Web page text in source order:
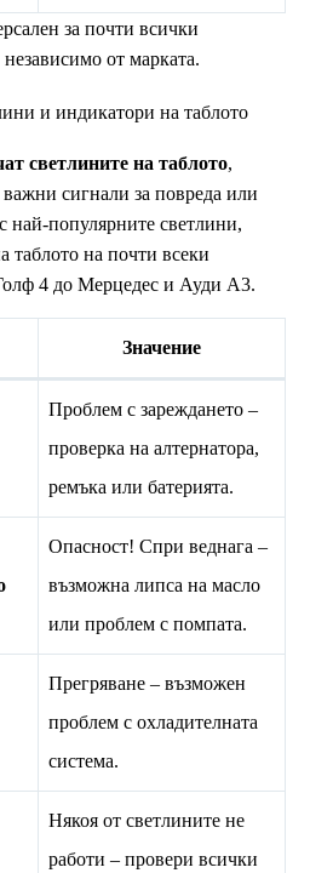
за почти всички
от марката.
и индикатори на таблото
светлините на таблото,
сигнали за повреда или
най-популярните светлини,
на почти всеки
4 до Мерцедес и Ауди А3.
Значение
Проблем с зареждането –
проверка на алтернатора,
ремъка или батерията.
Опасност! Спри веднага –
възможна липса на масло
или проблем с помпата.
Прегряване – възможен
проблем с охладителната
система.
Някоя от светлините не
работи – провери всички